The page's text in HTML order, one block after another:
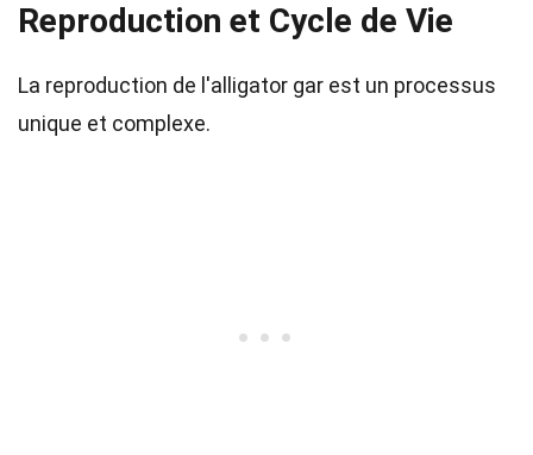
Reproduction et Cycle de Vie
La reproduction de l'alligator gar est un processus
unique et complexe.